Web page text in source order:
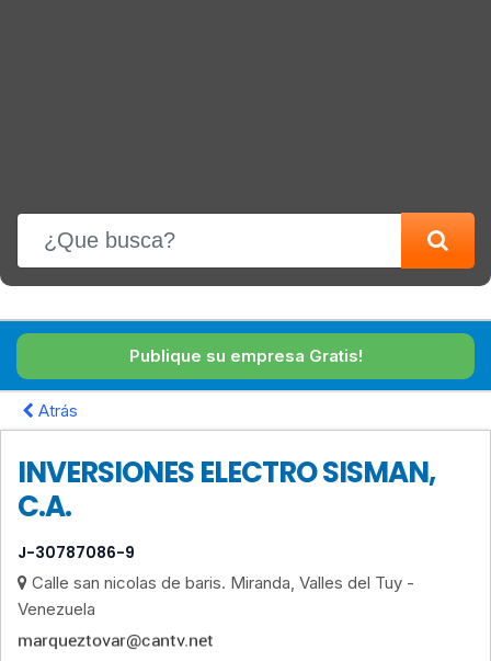
Publique su empresa Gratis!
Atrás
INVERSIONES ELECTRO SISMAN,
C.A.
J-30787086-9
Calle san nicolas de baris. Miranda, Valles del Tuy -
Venezuela